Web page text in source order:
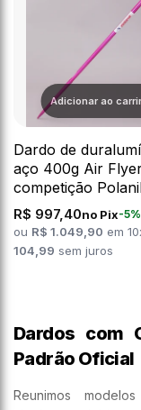
Dardo de
aço 400g Air
competição
R$ 997,40no Pix-5%
ou R$ 1.049,90 em
104,99 sem juros
Dardos com
Padrão Oficial
Reunimos